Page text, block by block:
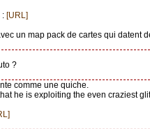
: [URL]
un map pack de cartes qui datent
?
comme une quiche.
he is exploiting the even craziest